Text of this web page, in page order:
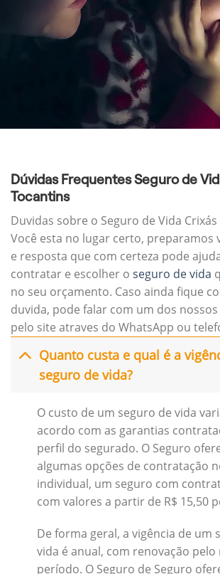
Dúvidas Frequentes Seguro de
Tocantins
Duvidas sobre o Seguro de Vida
Você esta no lugar certo, preparamos
e resposta que com certeza pode
contratar e escolher o seguro de vida
no seu orçamento. Caso ainda fique
duvida, pode falar com um dos
pelo site atraves do WhatsApp ou
Quanto custa e qual é a
seguro de vida?
O custo de um seguro de vida
acordo com as garantias
perfil do segurado. O Seguro
algumas opções de contratação
individual, um seguro com
com valores a partir de R$ 15,50
De forma geral, a vigência de um
vida é anual, com renovação pelo
período. O Seguro de Seguro